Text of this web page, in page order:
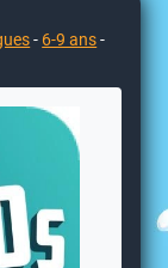
- 6-9 ans-